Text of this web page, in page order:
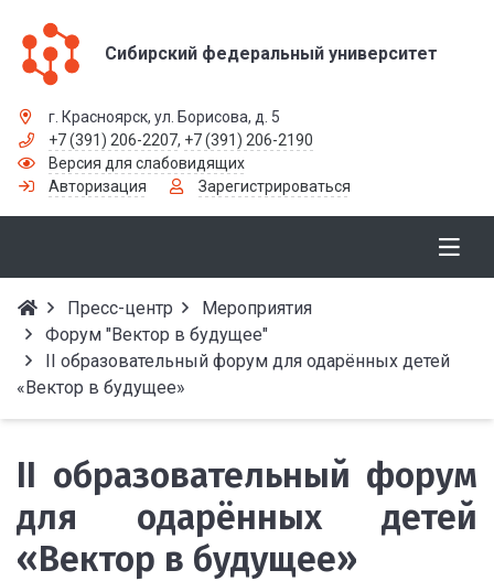
Сибирский федеральный университет
г. Красноярск, ул. Борисова, д. 5
+7 (391) 206-2207, +7 (391) 206-2190
Версия для слабовидящих
Авторизация
Зарегистрироваться
Пресс-центр
Мероприятия
Форум "Вектор в будущее"
II образовательный форум для одарённых детей
«Вектор в будущее»
II образовательный форум
для одарённых детей
«Вектор в будущее»